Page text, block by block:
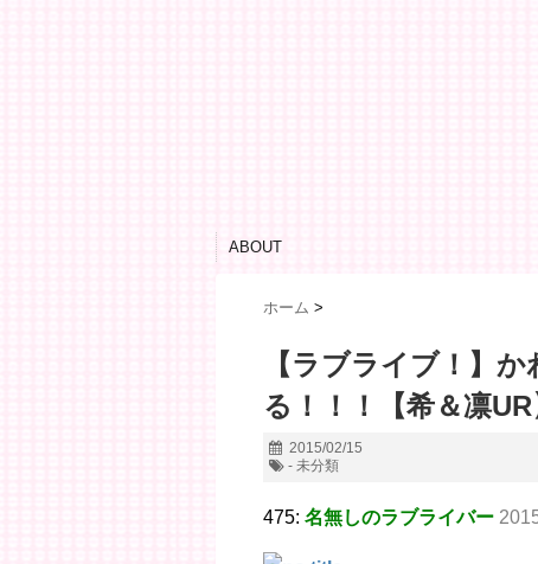
ABOUT
ホーム >
【ラブライブ！】
る！！！【希＆凛UR
2015/02/15
- 未分類
475: 名無しのラブライバー